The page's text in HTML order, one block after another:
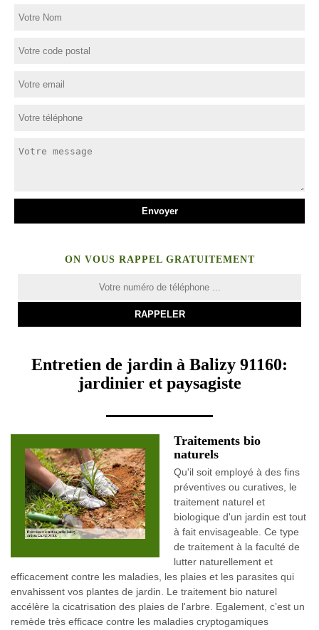
ON VOUS RAPPEL GRATUITEMENT
Entretien de jardin à Balizy 91160:
jardinier et paysagiste
Traitements bio
naturels
Qu'il soit employé à des fins
préventives ou curatives, le
traitement naturel et
biologique d'un jardin est tout
à fait envisageable. Ce type
de traitement à la faculté de
lutter naturellement et
efficacement contre les maladies, les plaies et les parasites qui
envahissent vos plantes de jardin. Le traitement bio naturel
accélère la cicatrisation des plaies de l'arbre. Egalement, c’est un
remède très efficace contre les maladies cryptogamiques